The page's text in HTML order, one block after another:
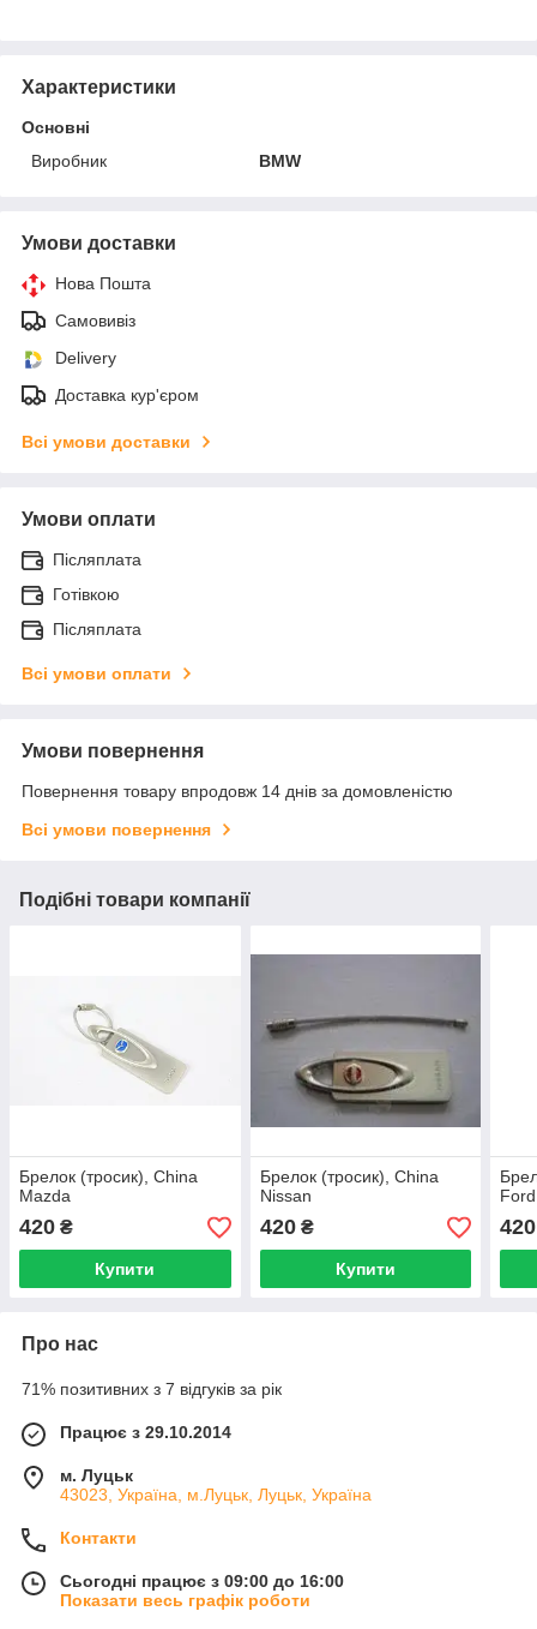
Характеристики
Основні
Виробник
BMW
Умови доставки
Нова Пошта
Самовивіз
Delivery
Доставка кур'єром
Всі умови доставки
Умови оплати
Післяплата
Готівкою
Післяплата
Всі умови оплати
Умови повернення
Повернення товару впродовж 14 днів за домовленістю
Всі умови повернення
Подібні товари компанії
Брелок (тросик), China
Mazda
420 ₴
Купити
Брелок (тросик), China
Nissan
420₴
Купити
Ford
420
Про нас
71% позитивних з 7 відгуків за рік
Працює з 29.10.2014
м. Луцьк
43023, Україна, м.Луцьк, Луцьк, Україна
Контакти
Сьогодні працює з 09:00 до 16:00
Показати весь графік роботи